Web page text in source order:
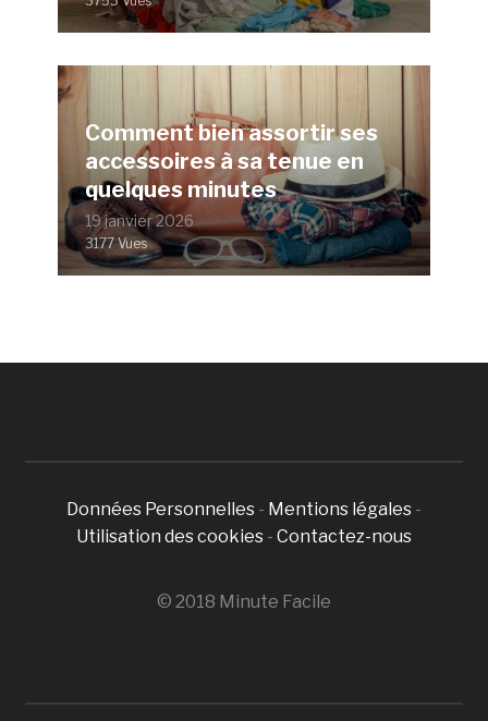
Comment bien assortir ses
accessoires à sa tenue en
quelques minutes
19 janvier 2026
3177 Vues
Données Personnelles - Mentions légales -
Utilisation des cookies - Contactez-nous
© 2018 Minute Facile